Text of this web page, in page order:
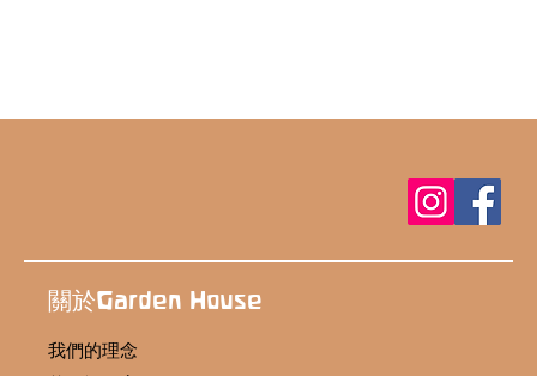
關於Garden House
我們的理念